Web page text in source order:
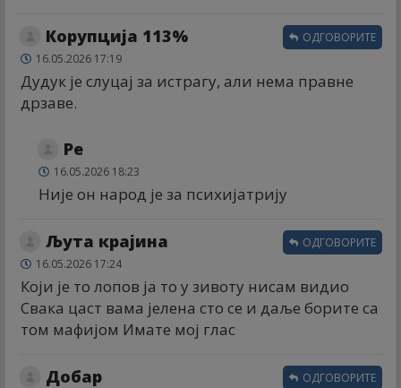
Корупција 113%
16.05.2026 17:19
Дудук је слуцај за истрагу, али нема правне
дрзаве.
ОДГОВОРИТЕ
Ре
16.05.2026 18:23
Није он народ је за психијатрију
Љута крајина
16.05.2026 17:24
Који је то лопов ја то у зивоту нисам видио
Свака цаст вама јелена сто се и даље борите са
том мафијом Имате мој глас
ОДГОВОРИТЕ
Добар ОДГОВОРИТЕ